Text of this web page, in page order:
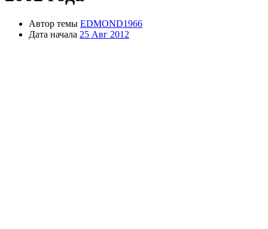
Автор темы EDMOND1966
Дата начала 25 Авг 2012